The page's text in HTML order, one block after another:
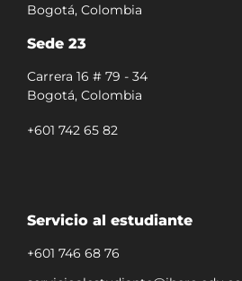
Bogotá, Colombia
Sede 23
Carrera 16 # 79 - 34
Bogotá, Colombia
+601 742 65 82
Servicio al estudiante
+601 746 68 76